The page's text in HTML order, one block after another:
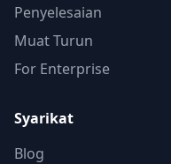
Penyelesaian
Muat Turun
For Enterprise
Syarikat
Blog